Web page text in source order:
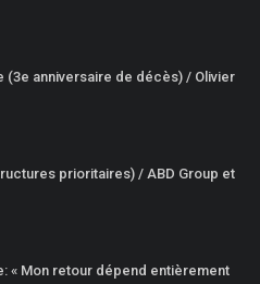
(3e anniversaire de décès) / Olivier
prioritaires) / ABD Group et
« Mon retour dépend entièrement